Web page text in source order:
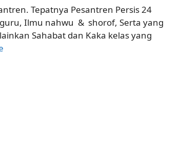
Tepatnya Pesantren Persis 24
Ilmu nahwu & shorof, Serta yang
Sahabat dan Kaka kelas yang